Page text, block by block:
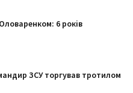
6 років
ЗСУ торгував тротилом